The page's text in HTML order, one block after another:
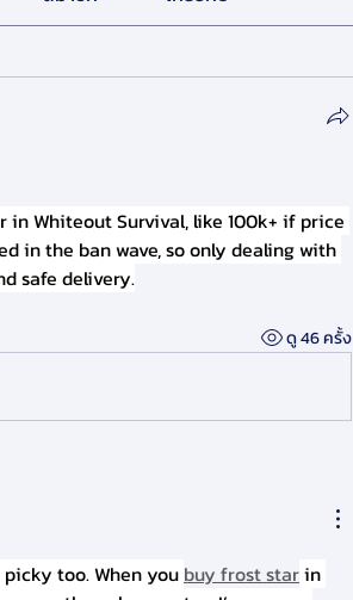
in Whiteout Survival, like 100k+ if price
in the ban wave, so only dealing with
safe delivery.
ดู 46 ครั้ง
too. When you buy frost star in